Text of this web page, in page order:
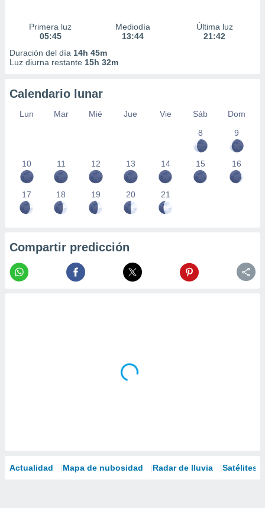
Primera luz
05:45
Mediodía
13:44
Última luz
21:42
Duración del día 14h 45m
Luz diurna restante 15h 32m
Calendario lunar
Lun Mar Mié Jue Vie Sáb
Dom
8
9
10 11 12 13 14 15 16
17 18 19 20 21
Compartir predicción
Actualidad Mapa de nubosidad Radar de lluvia Satélites